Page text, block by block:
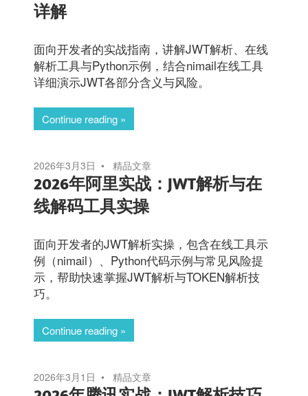
详解
面向开发者的实战指南，讲解JWT解析、在线
解析工具与Python示例，结合nimail在线工具
详细演示JWT各部分含义与风险。
Continue reading
2026年3月3日 精品文章
2026年阿里实战：JWT解析与在
线解码工具实操
面向开发者的JWT解析实操，包含在线工具示
例（nimail）、Python代码示例与常见风险提
示，帮助快速掌握JWT解析与TOKEN解析技
巧。
Continue reading
2026年3月1日 精品文章